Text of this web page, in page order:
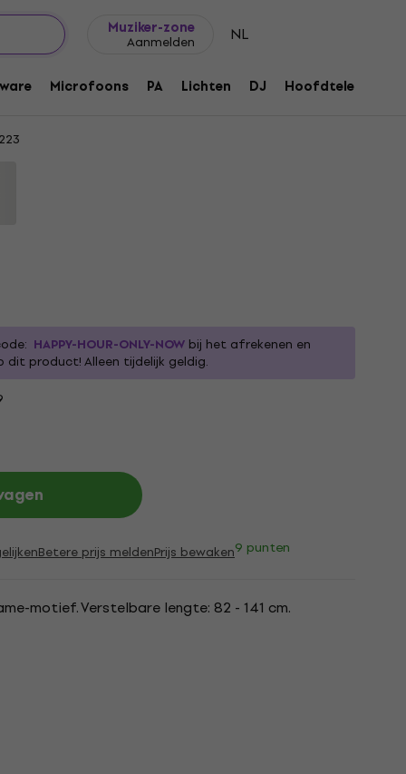
Muziker-zone
Aanmelden NL
Microfoons PA Lichten DJ Hoofdtelefoons
Gitaarriem
HAPPY-HOUR-ONLY-NOW bij het afrekenen en
dit product! Alleen tijdelijk geldig.
Betere prijs meldenPrijs bewaken9 punten
motief. Verstelbare lengte: 82 - 141 cm.